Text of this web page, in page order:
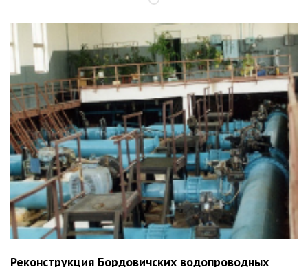
Реконструкция Бордовичских водопроводных